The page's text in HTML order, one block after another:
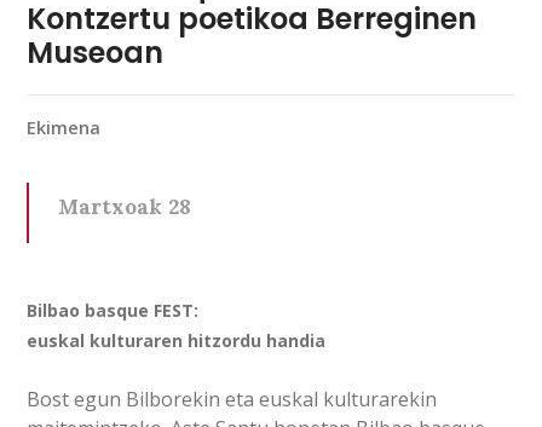
Kontzertu poetikoa Berreginen
Museoan
Ekimena
Martxoak 28
Bilbao basque FEST:
euskal kulturaren hitzordu handia
Bost egun Bilborekin eta euskal kulturarekin